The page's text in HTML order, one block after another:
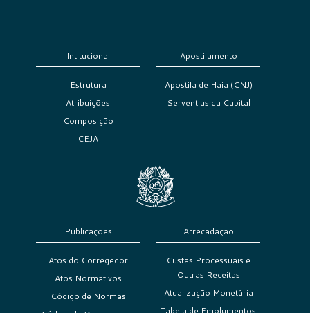
Intitucional
Estrutura
Atribuições
Composição
CEJA
Apostilamento
Apostila de Haia (CNJ)
Serventias da Capital
Publicações
Atos do Corregedor
Atos Normativos
Código de Normas
Arrecadação
Custas Processuais e
Outras Receitas
Atualização Monetária
Tabela de Emolumentos